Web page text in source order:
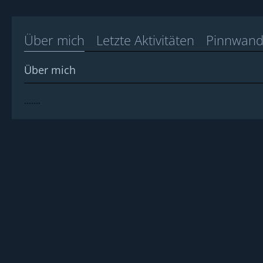
Über mich Letzte Aktivitäten Pinnwand
Über mich
.......